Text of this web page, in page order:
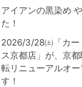
アイアンの黒染め
た！
2026/3/28㈯「カー
ス京都店」が、京
転リニューアルオー
す！